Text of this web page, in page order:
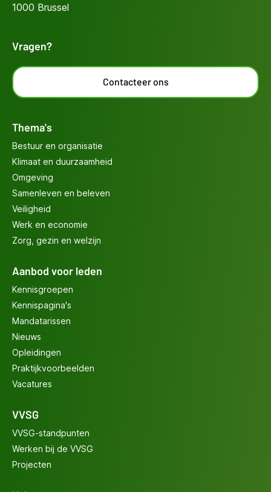
1000 Brussel
Vragen?
Contacteer ons
Thema's
Bestuur en organisatie
Klimaat en duurzaamheid
Omgeving
Samenleven en beleven
Veiligheid
Werk en economie
Zorg, gezin en welzijn
Aanbod voor leden
Kennisgroepen
Kennispagina's
Mandatarissen
Nieuws
Opleidingen
Praktijkvoorbeelden
Vacatures
VVSG
VVSG-standpunten
Werken bij de VVSG
Projecten